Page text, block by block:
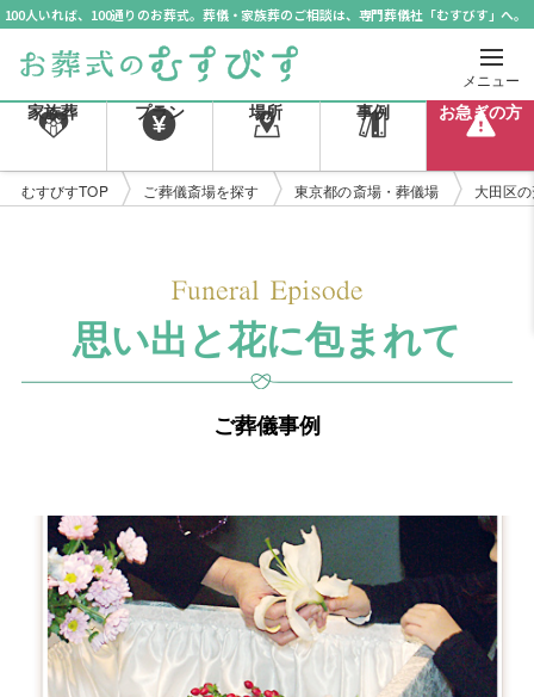
100人いれば、100通りのお葬式。葬儀・家族葬のご相談は、専門葬儀社「むすびす」へ。
メニュー
家族葬 プラン 場所 事例 お急ぎの方
むすびすTOP ご葬儀斎場を探す 東京都の斎場・葬儀場 大田区
思い出と花に包まれて
ご葬儀事例